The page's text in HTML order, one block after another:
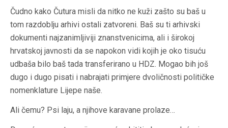
Čudno kako Čutura misli da nitko ne kuži zašto su baš u
tom razdoblju arhivi ostali zatvoreni. Baš su ti arhivski
dokumenti najzanimljiviji znanstvenicima, ali i širokoj
hrvatskoj javnosti da se napokon vidi kojih je oko tisuću
udbaša bilo baš tada transferirano u HDZ. Mogao bih još
dugo i dugo pisati i nabrajati primjere dvoličnosti političke
nomenklature Lijepe naše.
Ali čemu? Psi laju, a njihove karavane prolaze…